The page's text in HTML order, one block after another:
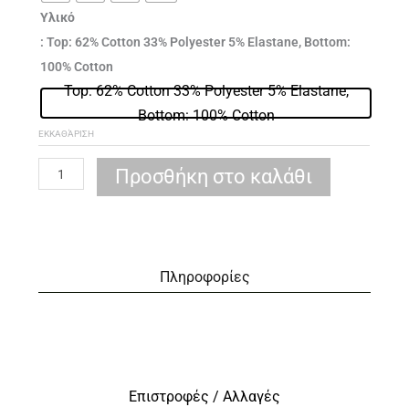
Υλικό
: Top: 62% Cotton 33% Polyester 5% Elastane, Bottom:
100% Cotton
Top: 62% Cotton 33% Polyester 5% Elastane,
Bottom: 100% Cotton
ΕΚΚΑΘΆΡΙΣΗ
Προσθήκη στο καλάθι
Πληροφορίες
Επιστροφές / Αλλαγές